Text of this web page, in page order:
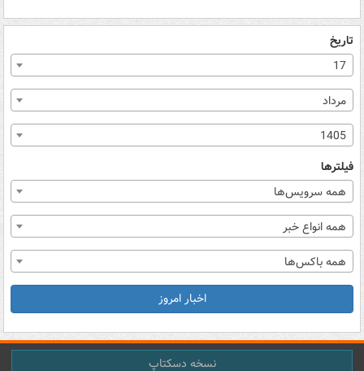
تاریخ
17
مرداد
1405
فیلترها
همه سرویس‌ها
همه انواع خبر
همه باکس‌ها
اخبار امروز
نسخه دسکتاپ